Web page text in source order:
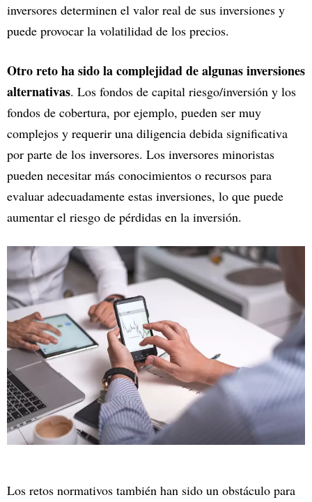
inversores determinen el valor real de sus inversiones y
puede provocar la volatilidad de los precios.
Otro reto ha sido la complejidad de algunas inversiones
alternativas. Los fondos de capital riesgo/inversión y los
fondos de cobertura, por ejemplo, pueden ser muy
complejos y requerir una diligencia debida significativa
por parte de los inversores. Los inversores minoristas
pueden necesitar más conocimientos o recursos para
evaluar adecuadamente estas inversiones, lo que puede
aumentar el riesgo de pérdidas en la inversión.
Los retos normativos también han sido un obstáculo para